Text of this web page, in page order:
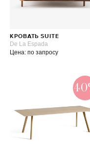
КРОВАТЬ SUITE
De La Espada
Цена: по запросу